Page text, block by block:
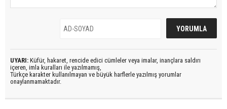
UYARI: Küfür, hakaret, rencide edici cümleler veya imalar, inançlara saldırı
içeren, imla kuralları ile yazılmamış,
Türkçe karakter kullanılmayan ve büyük harflerle yazılmış yorumlar
onaylanmamaktadır.